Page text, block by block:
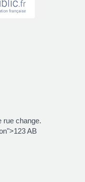
rue change.
AB